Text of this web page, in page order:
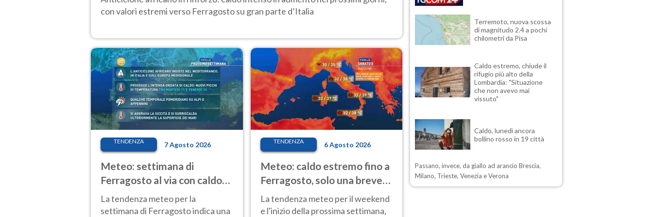
con valori estremi verso Ferragosto su gran parte d’Italia
TENDENZA 7 Agosto 2026
Meteo: settimana di
Ferragosto al via con caldo
intenso e qualche temporale
La tendenza meteo per la
settimana di Ferragosto indica una
TENDENZA 6 Agosto 2026
Meteo: caldo estremo fino a
Ferragosto, solo una breve
pausa. Ecco dove
La tendenza meteo per il weekend
e l'inizio della prossima settimana,
Terremoto, nuova scossa
di magnitudo 2.4 a pochi
chilometri da Pisa
Caldo estremo, chiude il
rifugio più alto della
Lombardia: "Situazione
che non avevo mai
vissuto"
Caldo, lunedì ancora
bollino rosso in 19 città
Passano, invece, da giallo ad arancio Brescia,
Milano, Trieste, Venezia e Verona